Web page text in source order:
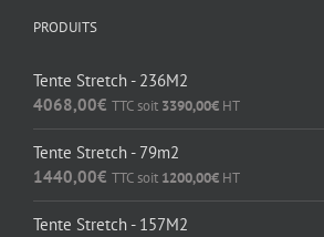
PRODUITS
Tente Stretch - 236M2
4068,00€ TTC soit 3390,00€ HT
Tente Stretch - 79m2
1440,00€ TTC soit 1200,00€ HT
Tente Stretch - 157M2